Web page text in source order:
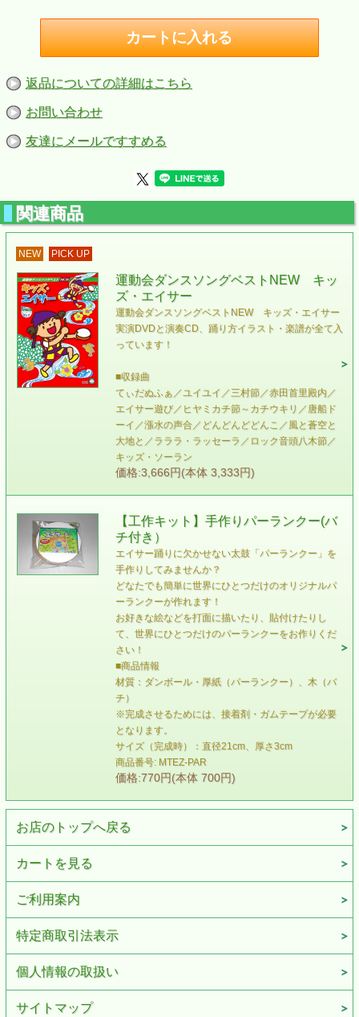
返品についての詳細はこちら
お問い合わせ
友達にメールですすめる
関連商品
NEW PICK UP
運動会ダンスソングベストNEW キッ
ズ・エイサー
運動会ダンスソングベストNEW キッズ・エイサー
実演DVDと演奏CD、踊り方イラスト・楽譜が全て入
っています！
■収録曲
てぃだぬふぁ／ユイユイ／三村節／赤田首里殿内／
エイサー遊び／ヒヤミカチ節～カチウキリ／唐船ド
ーイ／漲水の声合／どんどんどどんこ／風と蒼空と
大地と／ラララ・ラッセーラ／ロック音頭八木節／
キッズ・ソーラン
価格:3,666円(本体 3,333円)
【工作キット】手作りパーランクー(バ
チ付き）
エイサー踊りに欠かせない太鼓「パーランクー」を
手作りしてみませんか？
どなたでも簡単に世界にひとつだけのオリジナルパ
ーランクーが作れます！
お好きな絵などを打面に描いたり、貼付けたりし
て、世界にひとつだけのパーランクーをお作りくだ
さい！
■商品情報
材質：ダンボール・厚紙（パーランクー）、木（バ
チ）
※完成させるためには、接着剤・ガムテープが必要
となります。
サイズ（完成時）：直径21cm、厚さ3cm
商品番号: MTEZ-PAR
価格:770円(本体 700円)
お店のトップへ戻る
カートを見る
ご利用案内
特定商取引法表示
個人情報の取扱い
サイトマップ